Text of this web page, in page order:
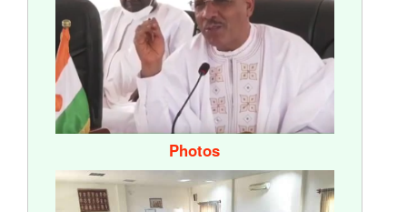
Photos